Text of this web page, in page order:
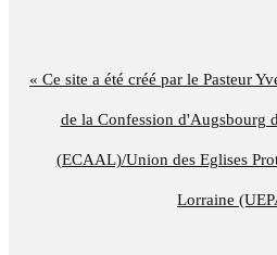
« Ce site a été créé par le Pasteur
de la Confession d'Augsbourg
(ECAAL)/Union des Eglises
Lorraine